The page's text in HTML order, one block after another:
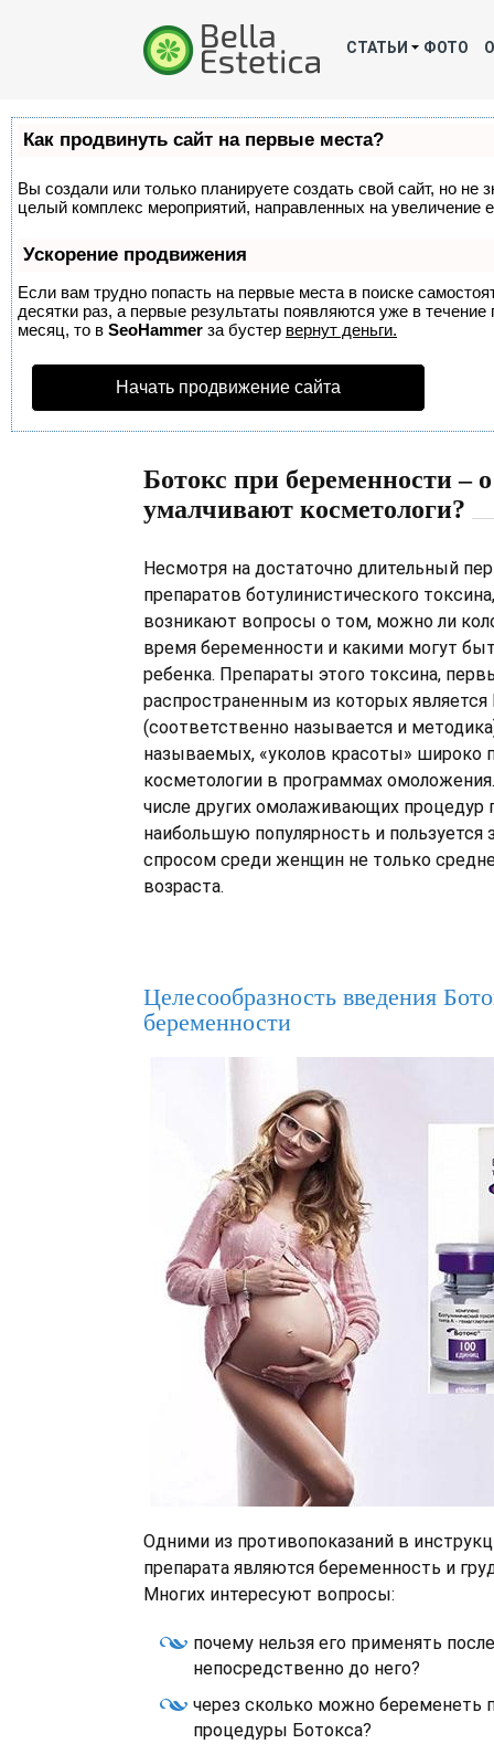
СТАТЬИ ФОТО
Как продвинуть сайт на первые места?
Вы создали или только планируете создать свой сайт, но не
целый комплекс мероприятий, направленных на увеличение
Ускорение продвижения
Если вам трудно попасть на первые места в поиске
десятки раз, а первые результаты появляются уже в
месяц, то в SeoHammer за бустер вернут деньги.
Начать продвижение сайта
Ботокс при беременности –
умалчивают косметологи?
Несмотря на достаточно длительный
препаратов ботулинистического
возникают вопросы о том, можно ли
время беременности и какими могут
ребенка. Препараты этого токсина,
распространенным из которых является
(соответственно называется и
называемых, «уколов красоты» широко
косметологии в программах
числе других омолаживающих процедур
наибольшую популярность и пользуется
спросом среди женщин не только
возраста.
Целесообразность введения
беременности
Одними из противопоказаний в
препарата являются беременность и
Многих интересуют вопросы:
почему нельзя его применять
непосредственно до него?
через сколько можно беременеть
процедуры Ботокса?